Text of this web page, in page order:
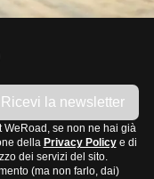
Ricevi la newsletter
WeRoad, se non ne hai già
della Privacy Policye di
dei servizi del sito.
(ma non farlo, dai)